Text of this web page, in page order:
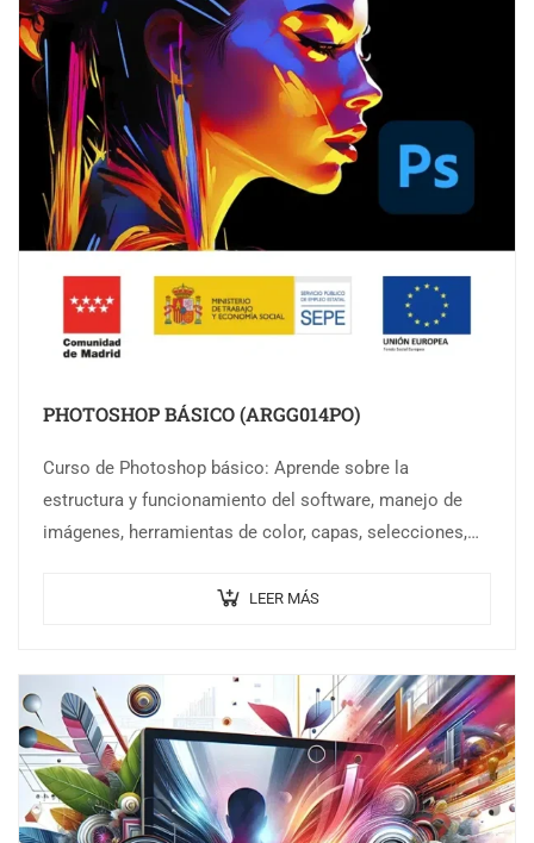
PHOTOSHOP BÁSICO (ARGG014PO)
Curso de Photoshop básico: Aprende sobre la
estructura y funcionamiento del software, manejo de
imágenes, herramientas de color, capas, selecciones,
LEER MÁS